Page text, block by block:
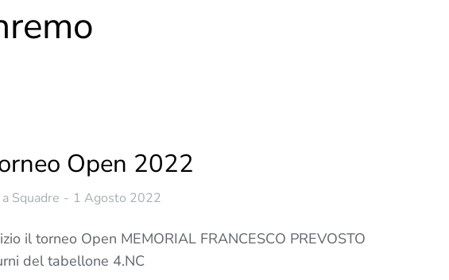
Open 2022
Squadre 1 Agosto 2022
il torneo Open MEMORIAL FRANCESCO PREVOSTO
del tabellone 4.NC